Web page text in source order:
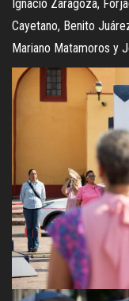
Ignacio Zaragoza,
Cayetano, Benito
Mariano Matamoros y